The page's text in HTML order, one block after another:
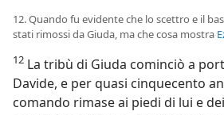
12. Quando fu evidente che lo scettro e il
stati rimossi da Giuda, ma che cosa mostra
12 La tribù di Giuda cominciò a
Davide, e per quasi cinquecento
comando rimase ai piedi di lui e